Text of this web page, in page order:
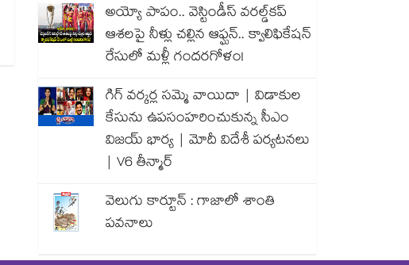
అయ్యో పాపం.. వెస్టిండీస్ వరల్డ్‌కప్
ఆశలపై నీళ్లు చల్లిన ఆఫ్ఘన్.. క్వాలిఫికేషన్
రేసులో మళ్లీ గందరగోళం!
గిగ్ వర్కర్ల సమ్మె వాయిదా | విడాకుల
కేసును ఉపసంహరించుకున్న సీఎం
విజయ్ భార్య | మోదీ విదేశీ పర్యటనలు
| V6 తీన్మార్
వెలుగు కార్టూన్ : గాజాలో శాంతి
పవనాలు